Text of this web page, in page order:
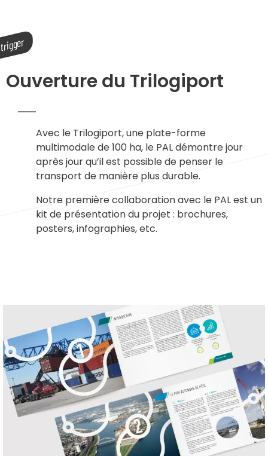
Ouverture du Trilogiport
Avec le Trilogiport, une plate-forme
multimodale de 100 ha, le PAL démontre jour
après jour qu’il est possible de penser le
transport de manière plus durable.
Notre première collaboration avec le PAL est un
kit de présentation du projet : brochures,
posters, infographies, etc.